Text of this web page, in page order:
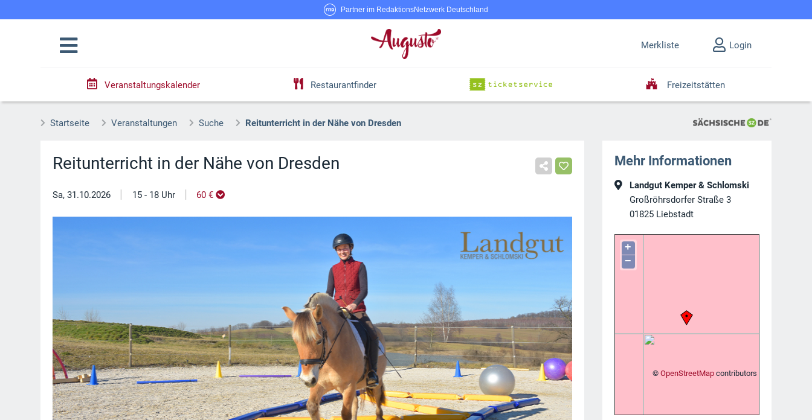
Partner im RedaktionsNetzwerk Deutschland
Merkliste Login
Veranstaltungskalender Restaurantfinder Freizeitstätten
Startseite Veranstaltungen Suche Reitunterricht in der Nähe von Dresden
Reitunterricht in der Nähe von Dresden
Sa, 31.10.2026 | 15 - 18 Uhr | 60 €
Mehr Informationen
Landgut Kemper & Schlomski
Großröhrsdorfer Straße 3
01825 Liebstadt
+
−
© OpenStreetMapcontributors